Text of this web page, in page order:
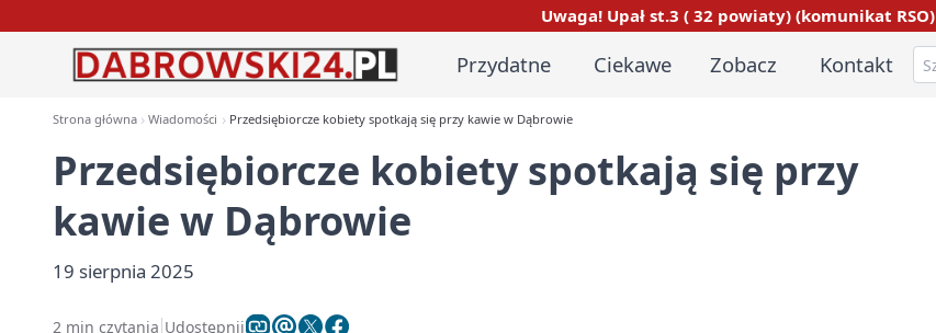
Uwaga! Upał st.3 ( 32 powiaty) (komunikat RSO)
Przydatne Ciekawe Zobacz Kontakt
Strona główna Wiadomości Przedsiębiorcze kobiety spotkają się przy kawie w Dąbrowie
Przedsiębiorcze kobiety spotkają się przy
kawie w Dąbrowie
19 sierpnia 2025
2 min czytania Udostępnij